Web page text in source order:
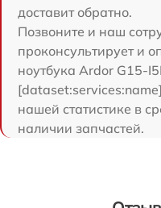
доставит обратно.
Позвоните и наш
проконсультирует и
ноутбука Ardor G15-
нашей статистике в
наличии запчастей.